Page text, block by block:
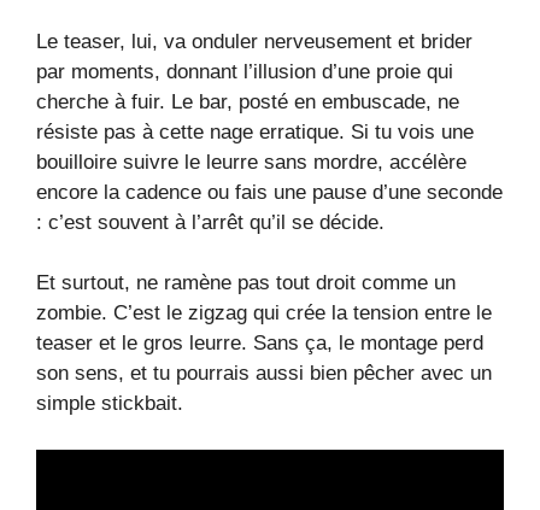
Le teaser, lui, va onduler nerveusement et brider
par moments, donnant l’illusion d’une proie qui
cherche à fuir. Le bar, posté en embuscade, ne
résiste pas à cette nage erratique. Si tu vois une
bouilloire suivre le leurre sans mordre, accélère
encore la cadence ou fais une pause d’une seconde
: c’est souvent à l’arrêt qu’il se décide.
Et surtout, ne ramène pas tout droit comme un
zombie. C’est le zigzag qui crée la tension entre le
teaser et le gros leurre. Sans ça, le montage perd
son sens, et tu pourrais aussi bien pêcher avec un
simple stickbait.